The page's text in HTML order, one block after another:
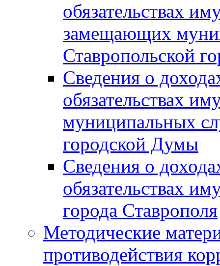
обязательствах
замещающих
Ставропольской
Сведения о
обязательствах
муниципальных
городской Думы
Сведения о
обязательствах
города Ставрополя
Методические
противодействия